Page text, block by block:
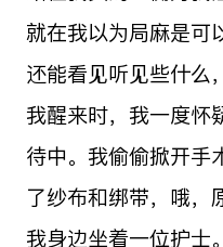
就在我以为局麻是可
还能看见听见些什么
我醒来时，我一度怀
待中。我偷偷掀开手
了纱布和绑带，哦，
我身边坐着一位护士